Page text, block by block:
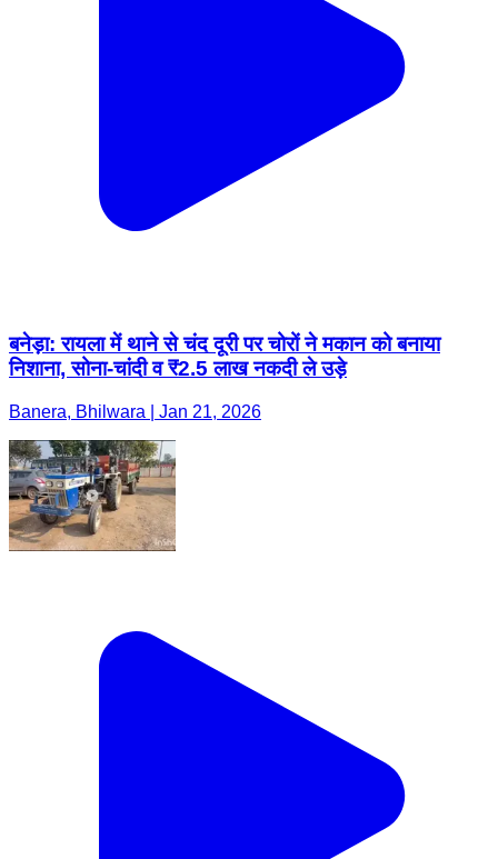
बनेड़ा: रायला में थाने से चंद दूरी पर चोरों ने मकान को बनाया
निशाना, सोना-चांदी व ₹2.5 लाख नकदी ले उड़े
Banera, Bhilwara | Jan 21, 2026